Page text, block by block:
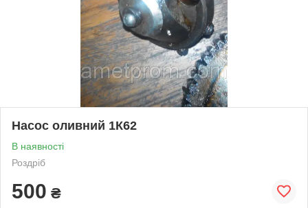
Насос оливний 1К62
В наявності
Роздріб
500 ₴